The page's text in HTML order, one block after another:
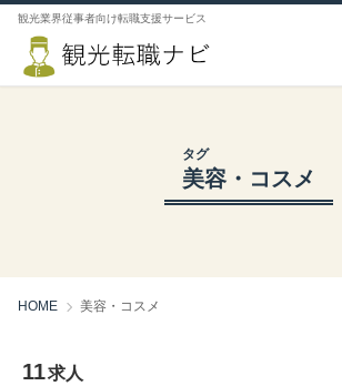
観光業界従事者向け転職支援サービス
タグ
美容・コスメ
HOME 美容・コスメ
11求人